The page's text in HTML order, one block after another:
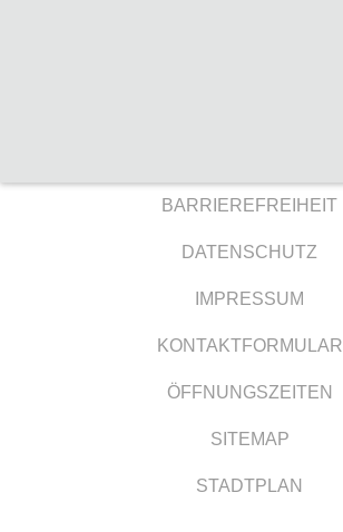
BARRIEREFREIHEIT
DATENSCHUTZ
IMPRESSUM
KONTAKTFORMULAR
ÖFFNUNGSZEITEN
SITEMAP
STADTPLAN